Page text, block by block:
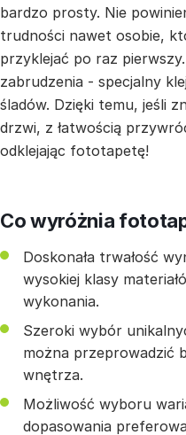
bardzo prosty. Nie
trudności nawet osobie,
przyklejać po raz
zabrudzenia - specjalny
śladów. Dzięki temu, jeśli
drzwi, z łatwością
odklejając fototapetę!
Co wyróżnia
Doskonała trwałość
wysokiej klasy
wykonania.
Szeroki wybór
można przeprowadzić
wnętrza.
Możliwość wyboru
dopasowania